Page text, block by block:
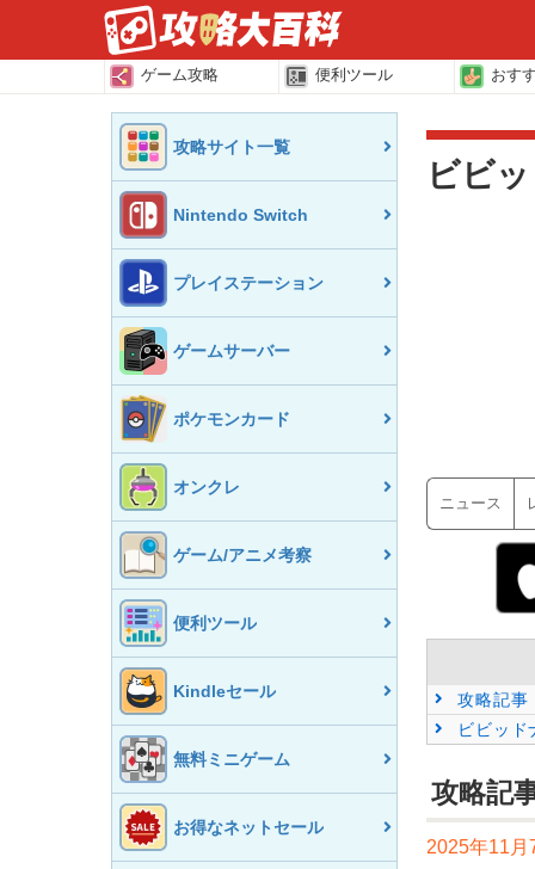
ゲーム攻略 便利ツール おす
攻略サイト一覧
Nintendo Switch
プレイステーション
ゲームサーバー
ポケモンカード
オンクレ
ゲーム/アニメ考察
便利ツール
Kindleセール
無料ミニゲーム
お得なネットセール
ビビ
ニュース
攻略記事
ビビッド
攻略記
2025年11